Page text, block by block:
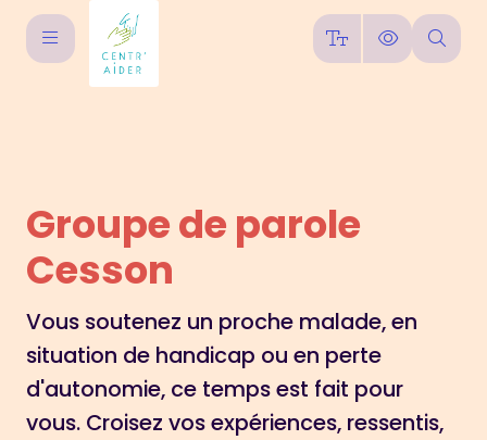
Groupe de parole
Cesson
Vous soutenez un proche malade, en
situation de handicap ou en perte
d'autonomie, ce temps est fait pour
vous. Croisez vos expériences, ressentis,